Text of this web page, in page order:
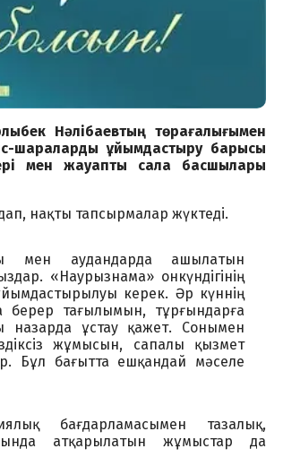
Нәлібаевтың төрағалығымен
шараларды ұйымдастыру барысы
мен жауапты сала басшылары
нақты тапсырмалар жүктеді.
мен аудандарда ашылатын
«Наурызнама» онкүндігінің
керек. Әр күннің
тағылымын, тұрғындарға
назарда ұстау қажет. Сонымен
жұмысын, сапалы қызмет
Бұл бағытта ешқандай мәселе
бағдарламасымен тазалық,
атқарылатын жұмыстар да